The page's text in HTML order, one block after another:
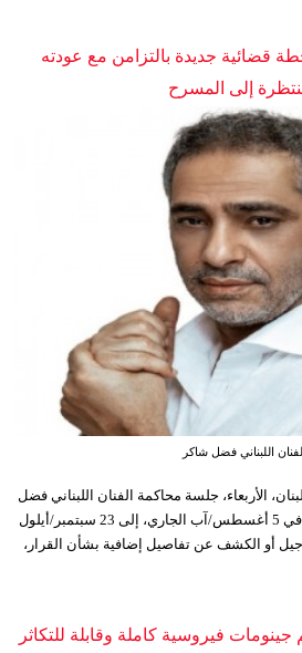
قضائية جديدة بالتزامن مع عودته
إلى المسرح
اللبناني فضل شاكر
الأربعاء، جلسة محاكمة الفنان اللبناني فضل
شاكر، التي كانت مقرر عقدها في 5 أغسطس/آب الجاري، إلى 23 سبتمبر/أيلول
أو الكشف عن تفاصيل إضافية بشأن القرار،
فيروسية كاملة وقابلة للتكاثر